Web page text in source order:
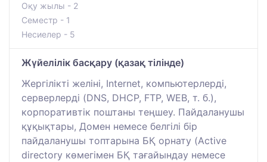
Оқу жылы - 2
Семестр - 1
Несиелер - 5
Жүйелілік басқару (қазақ тілінде)
Жергілікті желіні, Internet, компьютерлерді,
серверлерді (DNS, DHCP, FTP, WEB, т. б.),
корпоративтік поштаны теңшеу. Пайдаланушы
құқықтары, Домен немесе белгілі бір
пайдаланушы топтарына БҚ орнату (Active
directory көмегімен БҚ тағайындау немесе